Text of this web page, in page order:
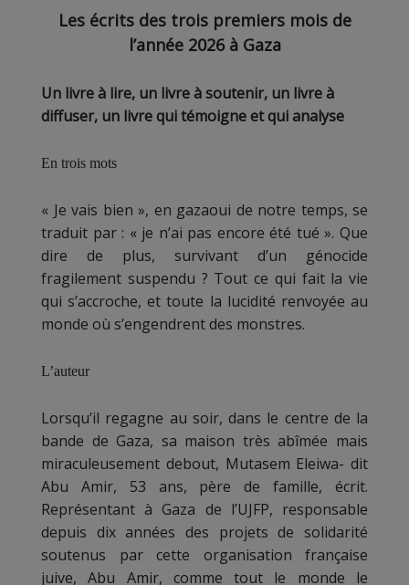
Les écrits des trois premiers mois de
l’année 2026 à Gaza
Un livre à lire, un livre à soutenir, un livre à
diffuser, un livre qui témoigne et qui analyse
En trois mots
« Je vais bien », en gazaoui de notre temps, se
traduit par : « je n’ai pas encore été tué ». Que
dire de plus, survivant d’un génocide
fragilement suspendu ? Tout ce qui fait la vie
qui s’accroche, et toute la lucidité renvoyée au
monde où s’engendrent des monstres.
L’auteur
Lorsqu’il regagne au soir, dans le centre de la
bande de Gaza, sa maison très abîmée mais
miraculeusement debout, Mutasem Eleiwa- dit
Abu Amir, 53 ans, père de famille, écrit.
Représentant à Gaza de l’UJFP, responsable
depuis dix années des projets de solidarité
soutenus par cette organisation française
juive, Abu Amir, comme tout le monde le